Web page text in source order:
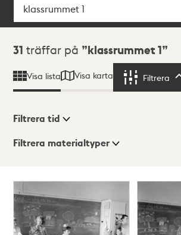
Sökresultat
31 träffar på klassrummet 1
Visa lista Visa karta Filtrera
Visningsläge
Lista
Karta
Filtrera tid
Filtrera materialtyper